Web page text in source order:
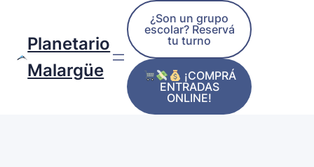
Planetario
Malargüe
¿Son un grupo
escolar? Reservá
tu turno
¡COMPRÁ
ENTRADAS
ONLINE!